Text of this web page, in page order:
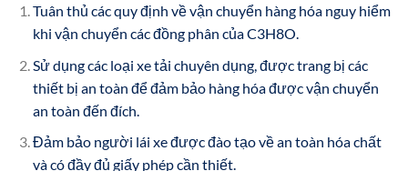
Tuân thủ các quy định về vận chuyển hàng hóa nguy hiểm
khi vận chuyển các đồng phân của C3H8O.
Sử dụng các loại xe tải chuyên dụng, được trang bị các
thiết bị an toàn để đảm bảo hàng hóa được vận chuyển
an toàn đến đích.
Đảm bảo người lái xe được đào tạo về an toàn hóa chất
và có đầy đủ giấy phép cần thiết.